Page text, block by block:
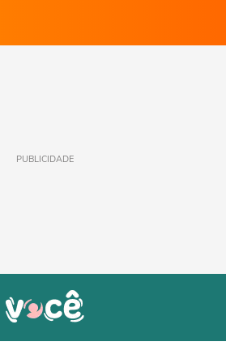
PUBLICIDADE